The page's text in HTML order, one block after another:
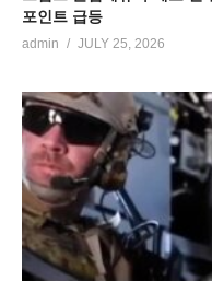
포인트 급등
admin JULY 25, 2026